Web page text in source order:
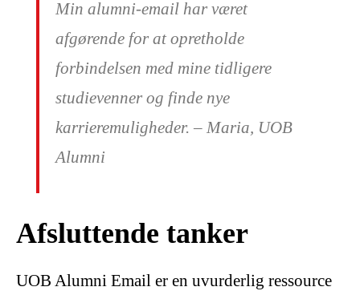
Min alumni-email har været
afgørende for at opretholde
forbindelsen med mine tidligere
studievenner og finde nye
karrieremuligheder. – Maria, UOB
Alumni
Afsluttende tanker
UOB Alumni Email er en uvurderlig ressource